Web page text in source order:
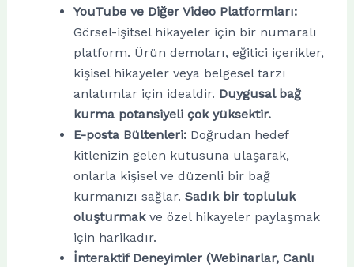
YouTube ve Diğer Video Platformları:
Görsel-işitsel hikayeler için bir numaralı
platform. Ürün demoları, eğitici içerikler,
kişisel hikayeler veya belgesel tarzı
anlatımlar için idealdir. Duygusal bağ
kurma potansiyeli çok yüksektir.
E-posta Bültenleri:Doğrudan hedef
kitlenizin gelen kutusuna ulaşarak,
onlarla kişisel ve düzenli bir bağ
kurmanızı sağlar. Sadık bir topluluk
oluşturmakve özel hikayeler paylaşmak
için harikadır.
İnteraktif Deneyimler (Webinarlar, Canlı